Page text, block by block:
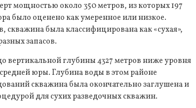
мощностью около 350 метров, из которых 197
было оценено как умеренное или низкое.
была классифицирована как «сухая»,
запасов.
глубины 4327 метров ниже уровня
юры. Глубина воды в этом районе
скважина была окончательно заглушена и
для сухих разведочных скважин.